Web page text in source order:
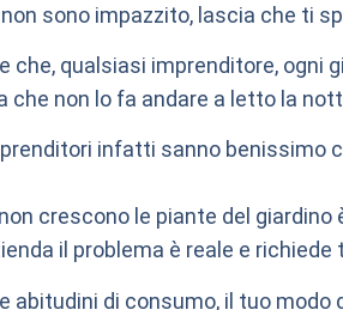
sono impazzito, lascia che ti
che, qualsiasi imprenditore, ogni
che non lo fa andare a letto la
infatti sanno benissimo
crescono le piante del
il problema è reale e
abitudini di consumo, il tuo modo